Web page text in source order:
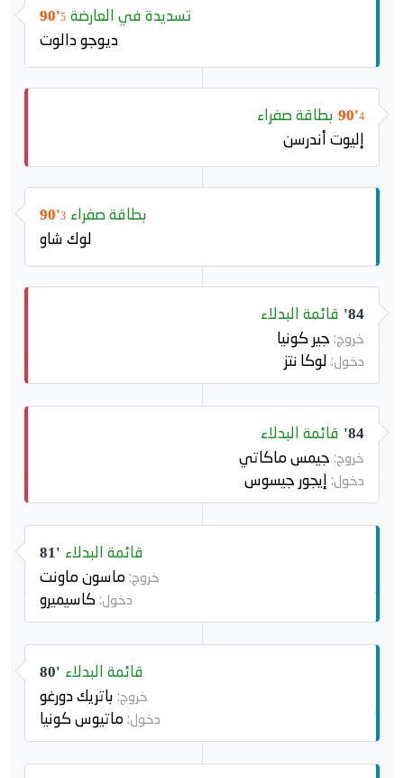
90'5 تسديدة في العارضة
ديوجو دالوت
90'4
بطاقة صفراء
إليوت أندرسن
90'3 بطاقة صفراء
لوك شاو
84' قائمة البدلاء
خروج: جير كونيا
دخول: لوكا نتز
84' قائمة البدلاء
خروج: جيمس ماكاتي
دخول: إيجور جيسوس
81' قائمة البدلاء
خروج: ماسون ماونت
دخول:كاسيميرو
80' قائمة البدلاء
خروج: باتريك دورغو
دخول: ماتيوس كونيا